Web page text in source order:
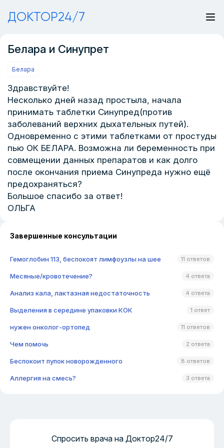
ДОКТОР24/7
Белара и Синупрет
Белара
Здравствуйте!
Несколько дней назад простыла, начала
принимать таблетки Синупред(против
заболеваний верхних дыхательных путей).
Одновременно с этими таблетками от простуды
пью ОК БЕЛАРА. Возможна ли беременность при
совмещении данных препаратов и как долго
после окончания приема Синупреда нужно ещё
предохраняться?
Большое спасибо за ответ!
ОЛЬГА
Завершенные консультации
Гемоглобин 113, беспокоят лимфоузлы на шее 11 ответов
Месяные/кровотечение? 4 ответа
Анализ кала, лактазная недостаточность 4 ответа
Выделения в середине упаковки КОК 1 ответ
нужен онколог-ортопед 11 ответов
Чем помочь 2 ответа
Беспокоит пупок новорожденного 8 ответов
Аллергия на смесь? 3 ответа
Спросить врача на Доктор24/7